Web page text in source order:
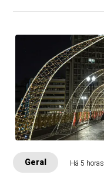
Geral Há 5 horas